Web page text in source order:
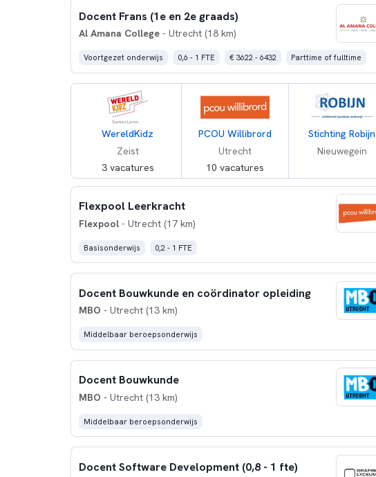
Docent Frans (1e en 2e graads)
Al Amana College- Utrecht (18 km)
Voortgezet onderwijs 0,6 - 1 FTE € 3622 - 6432 Parttime of fulltime
WereldKidz
Zeist
3 vacatures
PCOU Willibrord
Utrecht
10 vacatures
Stichting Robijn
Nieuwegein
Flexpool Leerkracht
Flexpool- Utrecht (17 km)
Basisonderwijs 0,2 - 1 FTE
Docent Bouwkunde en coördinator opleiding
MBO - Utrecht (13 km)
Middelbaar beroepsonderwijs
Docent Bouwkunde
MBO - Utrecht (13 km)
Middelbaar beroepsonderwijs
Docent Software Development (0,8 - 1 fte)